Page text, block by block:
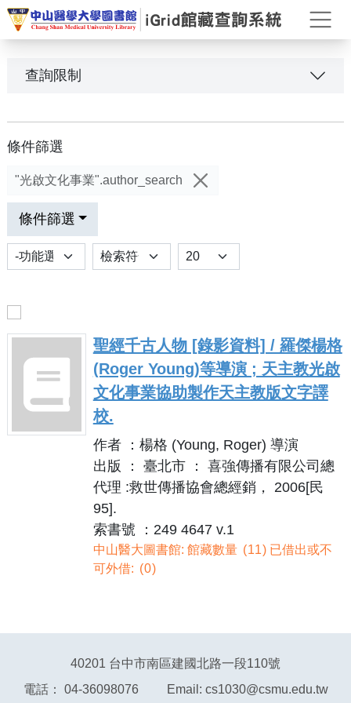
打
查詢限制
條件篩選
"光啟文化事業".author_search
條件篩選
功能選項 排序 Results per page
聖經千古人物 [錄影資料] / 羅傑楊格
(Roger Young)等導演 ; 天主教光啟
文化事業協助製作天主教版文字譯
校.
作者 ：楊格 (Young, Roger) 導演
出版 ： 臺北市 ： 喜強傳播有限公司總
代理 :救世傳播協會總經銷， 2006[民
95].
索書號 ：249 4647 v.1
中山醫大圖書館: 館藏數量 11 已借出或不
可外借:
0
40201 台中市南區建國北路一段110號
電話： 04-36098076 Email: cs1030@csmu.edu.tw